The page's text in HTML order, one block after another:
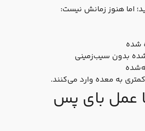
اما هنوز زمانش نیست:
بدون سیب‌زمینی
به معده وارد می‌کنند.
عمل بای‌ پس